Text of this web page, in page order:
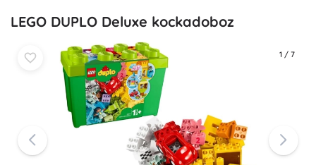
LEGO DUPLO Deluxe kockadoboz
1 / 7